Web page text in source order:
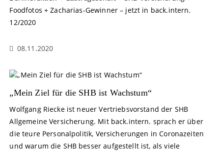
Foodfotos + Zacharias-Gewinner – jetzt in back.intern.
12/2020
08.11.2020
„Mein Ziel für die SHB ist Wachstum“
Wolfgang Riecke ist neuer Vertriebsvorstand der SHB
Allgemeine Versicherung. Mit back.intern. sprach er über
die teure Personalpolitik, Versicherungen in Coronazeiten
und warum die SHB besser aufgestellt ist, als viele